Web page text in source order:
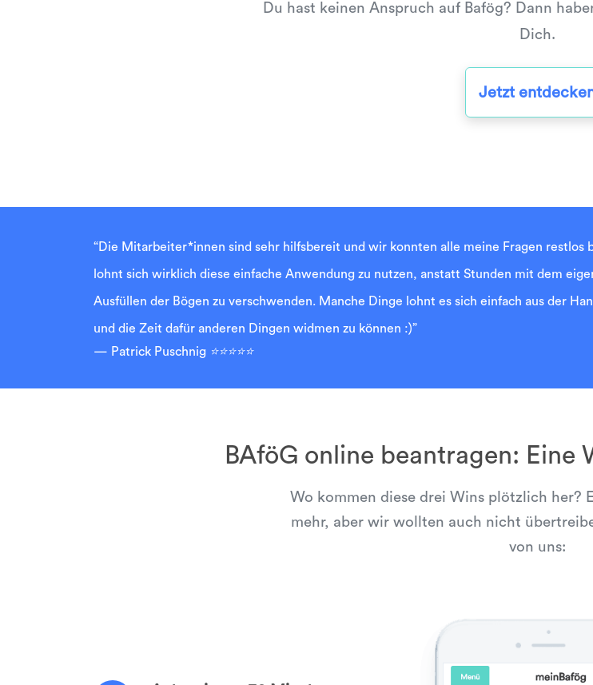
Du hast keinen Anspruch auf Bafög? Dann
Dich.
Jetzt
“Die Mitarbeiter*innen sind sehr hilfsbereit und wir konnten alle meine Fragen restlos
lohnt sich wirklich diese einfache Anwendung zu nutzen, anstatt Stunden mit dem
Ausfüllen der Bögen zu verschwenden. Manche Dinge lohnt es sich einfach aus der
und die Zeit dafür anderen Dingen widmen zu können :)”
Patrick Puschnig ⭐⭐⭐⭐⭐
BAföG online beantragen:
Wo kommen diese drei Wins plötzlich her?
mehr, aber wir wollten auch nicht
von uns: